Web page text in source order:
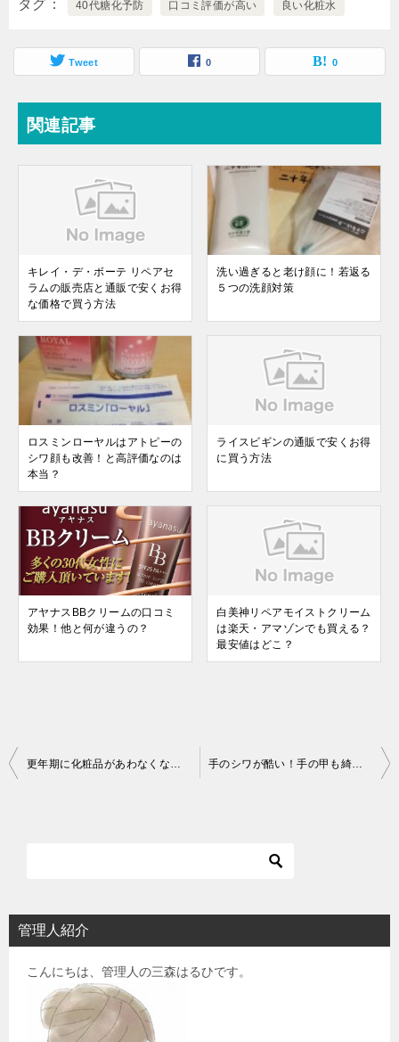
タグ 40代糖化予防 口コミ評価が高い 良い化粧水
Tweet 0 0
関連記事
キレイ・デ・ボーテ リペアセ
ラムの販売店と通販で安くお得
な価格で買う方法
洗い過ぎると老け顔に！若返る
５つの洗顔対策
ロスミンローヤルはアトピーの
シワ顔も改善！と高評価なのは
本当？
ライスビギンの通販で安くお得
に買う方法
アヤナスBBクリームの口コミ
効果！他と何が違うの？
白美神リペアモイストクリーム
は楽天・アマゾンでも買える？
最安値はどこ？
投
シ
更年期に化粧品があわなくなる?何に気をつけると良い？ 手のシワが酷い！手の甲も綺麗に若返るこつを知りたい
管理人紹介
こんにちは、管理人の三森はるひです。